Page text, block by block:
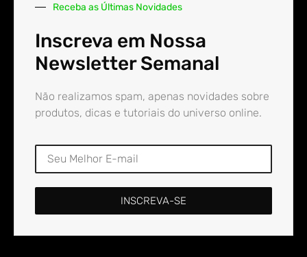
Receba as Últimas Novidades
Inscreva em Nossa
Newsletter Semanal
Não realizamos spam, apenas novidades sobre
produtos, dicas e tutoriais do universo online.
INSCREVA-SE